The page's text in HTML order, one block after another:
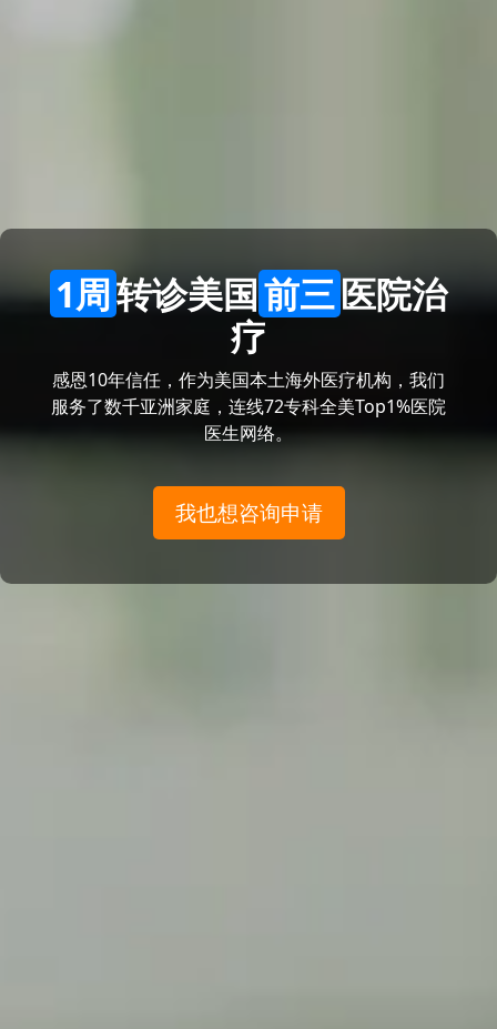
1周转诊美国前三医院治
疗
感恩10年信任，作为美国本土海外医疗机构，我们
服务了数千亚洲家庭，连线72专科全美Top1%医院
医生网络。
我也想咨询申请